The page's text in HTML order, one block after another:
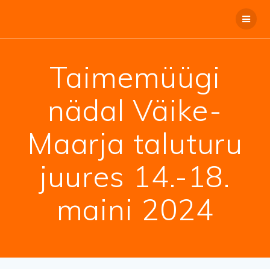
Taimemüügi
nädal Väike-
Maarja taluturu
juures 14.-18.
maini 2024